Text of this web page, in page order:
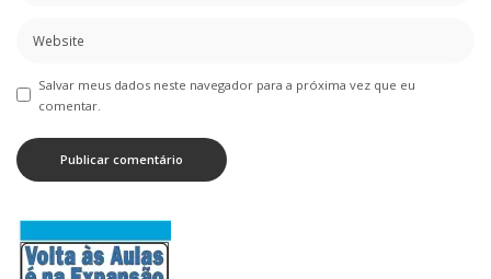
Salvar meus dados neste navegador para a próxima vez que eu
comentar.